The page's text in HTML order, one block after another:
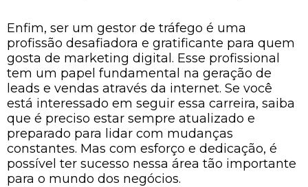
Enfim, ser um gestor de tráfego é uma
profissão desafiadora e gratificante para quem
gosta de marketing digital. Esse profissional
tem um papel fundamental na geração de
leads e vendas através da internet. Se você
está interessado em seguir essa carreira, saiba
que é preciso estar sempre atualizado e
preparado para lidar com mudanças
constantes. Mas com esforço e dedicação, é
possível ter sucesso nessa área tão importante
para o mundo dos negócios.